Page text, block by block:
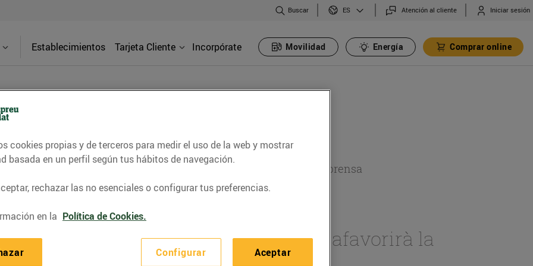
Buscar ES Atención al cliente Iniciar sesión
Establecimientos Tarjeta Cliente Incorpórate Movilidad Energía Comprar online
los supermercados Bonpreu y Esclat a través de la sección de prensa
conveni amb el Grup Bon Preu que afavorirà la
residents al Masnou
cookies propias y de terceros para medir el uso de la web y mostrar
basada en un perfil según tus hábitos de navegación.
rechazar las no esenciales o configurar tus preferencias.
en la Política de Cookies.
Configurar Aceptar